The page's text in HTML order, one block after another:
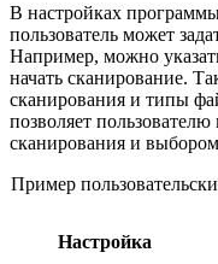
В настройках
пользователь может
Например, можно
начать сканирование.
сканирования и типы
позволяет
сканирования и
Пример
Настройка